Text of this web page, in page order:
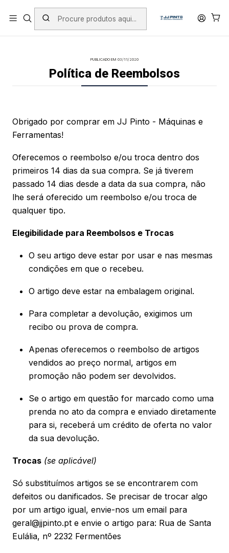
PORTES INCLUÍDOS EM ENCOMENDAS +75€ (excepto ilhas)
Início Política de Reembolsos
PUBLICADO EM 03/11/2020
Política de Reembolsos
Obrigado por comprar em JJ Pinto - Máquinas e
Ferramentas!
Oferecemos o reembolso e/ou troca dentro dos
primeiros 14 dias da sua compra. Se já tiverem
passado 14 dias desde a data da sua compra, não
lhe será oferecido um reembolso e/ou troca de
qualquer tipo.
Elegibilidade para Reembolsos e Trocas
O seu artigo deve estar por usar e nas mesmas
condições em que o recebeu.
O artigo deve estar na embalagem original.
Para completar a devolução, exigimos um
recibo ou prova de compra.
Apenas oferecemos o reembolso de artigos
vendidos ao preço normal, artigos em
promoção não podem ser devolvidos.
Se o artigo em questão for marcado como uma
prenda no ato da compra e enviado diretamente
para si, receberá um crédito de oferta no valor
da sua devolução.
Trocas (se aplicável)
Só substituímos artigos se se encontrarem com
defeitos ou danificados. Se precisar de trocar algo
por um artigo igual, envie-nos um email para
geral@jjpinto.pt e envie o artigo para: Rua de Santa
Eulália, nº 2232 Fermentões